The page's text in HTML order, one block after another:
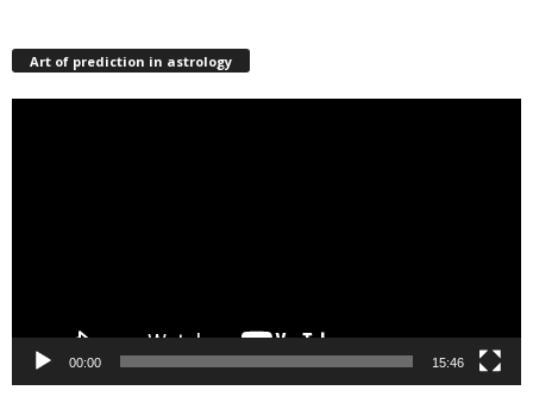
Art of prediction in astrology
00:00 15:46